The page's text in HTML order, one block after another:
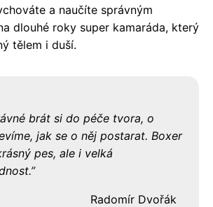
a naučíte správným
dlouhé roky super kamaráda, který
tělem i duší.
brát si do péče tvora, o
jak se o něj postarat. Boxer
pes, ale i velká
Radomír Dvořák